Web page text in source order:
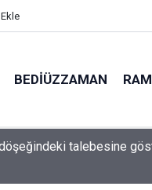
BEDIÜZZAMAN
davasında rekor ceza: